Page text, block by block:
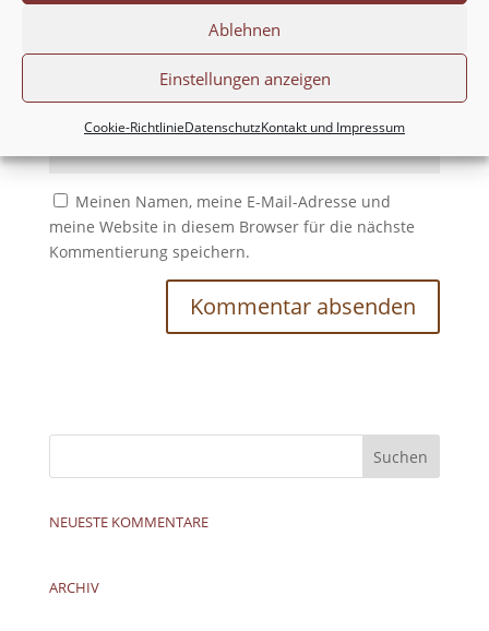
Ablehnen
Einstellungen anzeigen
Cookie-RichtlinieDatenschutzKontakt und Impressum
Meinen Namen, meine E-Mail-Adresse und
meine Website in diesem Browser für die nächste
Kommentierung speichern.
NEUESTE KOMMENTARE
ARCHIV